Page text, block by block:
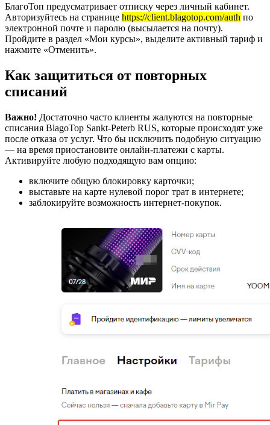
БлагоТоп предусматривает отписку через личный кабинет.
Авторизуйтесь на странице https://client.blagotop.com/auth по
электронной почте и паролю (высылается на почту).
Пройдите в раздел «Мои курсы», выделите активный тариф и
нажмите «Отменить».
Как защититься от повторных
списаний
Важно! Достаточно часто клиенты жалуются на повторные
списания BlagoTop Sankt-Peterb RUS, которые происходят уже
после отказа от услуг. Что бы исключить подобную ситуацию
— на время приостановите онлайн-платежи с карты.
Активируйте любую подходящую вам опцию:
включите общую блокировку карточки;
выставьте на карте нулевой порог трат в интернете;
заблокируйте возможность интернет-покупок.